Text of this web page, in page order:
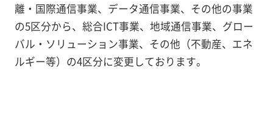
離・国際通信事業、データ通信事業、その他の事業
の5区分から、総合ICT事業、地域通信事業、グロー
バル・ソリューション事業、その他（不動産、エネ
ルギー等）の4区分に変更しております。